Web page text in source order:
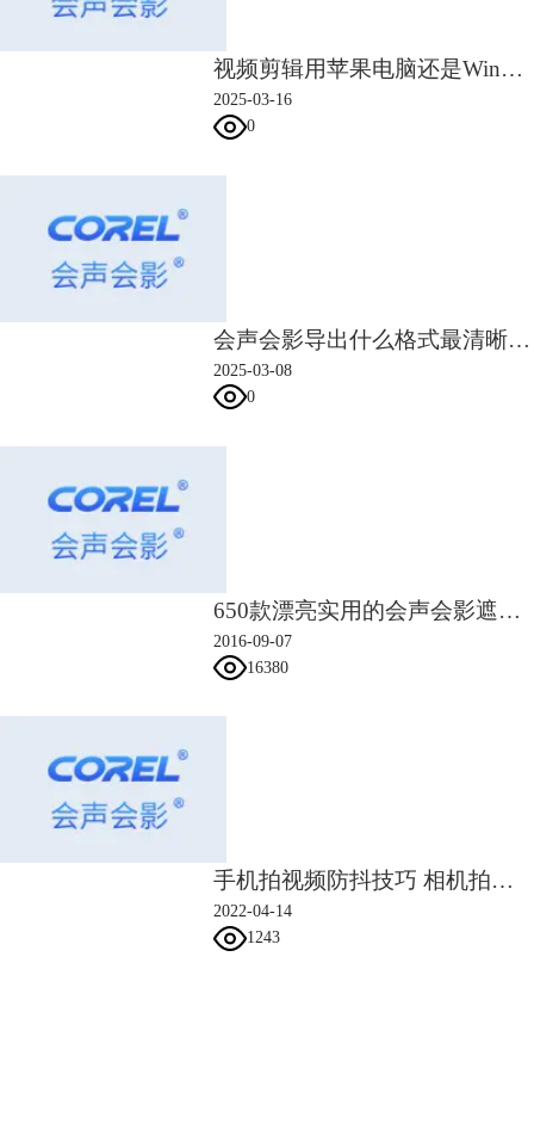
视频剪辑用苹果电脑还是Win电脑好 视频剪辑用哪个软件比较好
2025-03-16
0
会声会影导出什么格式最清晰 会声会影导出什么格式手机可以看
2025-03-08
0
650款漂亮实用的会声会影遮罩素材
2016-09-07
16380
手机拍视频防抖技巧 相机拍视频怎么防抖
2022-04-14
1243